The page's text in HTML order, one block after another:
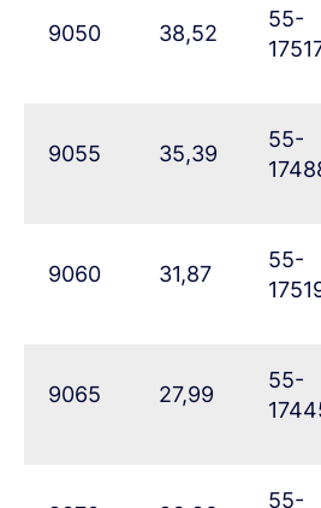
9050 38,52
55-
9055 35,39
55-
9060 31,87
55-
9065 27,99
55-
55-